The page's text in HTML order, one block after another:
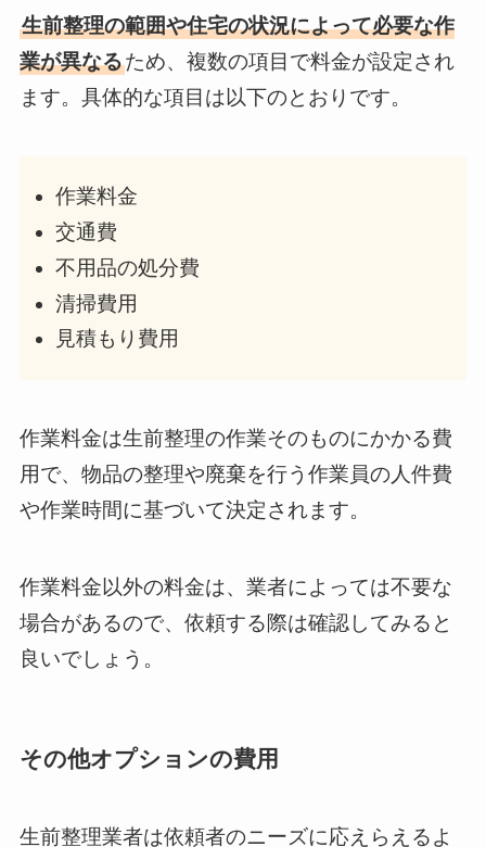
生前整理の範囲や住宅の状況によって必要な作
業が異なるため、複数の項目で料金が設定され
ます。具体的な項目は以下のとおりです。
作業料金
交通費
不用品の処分費
清掃費用
見積もり費用
作業料金は生前整理の作業そのものにかかる費
用で、物品の整理や廃棄を行う作業員の人件費
や作業時間に基づいて決定されます。
作業料金以外の料金は、業者によっては不要な
場合があるので、依頼する際は確認してみると
良いでしょう。
その他オプションの費用
生前整理業者は依頼者のニーズに応えらえるよ